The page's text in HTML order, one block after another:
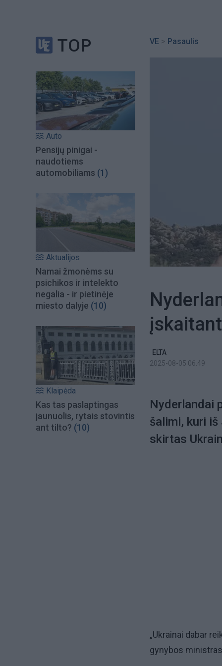
TOP
Auto
Pensijų pinigai -
naudotiems
automobiliams (1)
Aktualijos
Namai žmonėms su
psichikos ir intelekto
negalia - ir pietinėje
miesto dalyje (10)
Klaipėda
Kas tas paslaptingas
jaunuolis, rytais stovintis
ant tilto? (10)
VE > Pasaulis
ELTA
2025-08-05 06:49
Nyderlandai
šalimi, kuri
skirtas
„Ukrainai dabar
gynybos